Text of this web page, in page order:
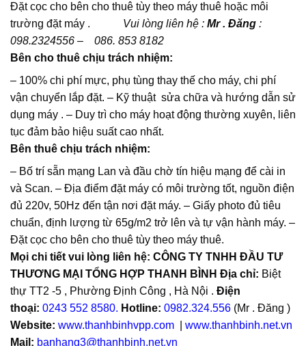
Đặt cọc cho bên cho thuê tùy theo máy thuê hoặc môi
trường đặt máy .
Vui lòng liên hệ : Mr . Đăng :
098.2324556 – 086. 853 8182
Bên cho thuê chịu trách nhiệm:
– 100% chi phí mực, phụ tùng thay thế cho máy, chi phí
vận chuyển lắp đặt. – Kỹ thuật sửa chữa và hướng dẫn sử
dụng máy . – Duy trì cho máy hoạt động thường xuyên, liên
tục đảm bảo hiệu suất cao nhất.
Bên thuê chịu trách nhiệm:
– Bố trí sẵn mạng Lan và đầu chờ tín hiệu mạng để cài in
và Scan. – Địa điểm đặt máy có môi trường tốt, nguồn điện
đủ 220v, 50Hz đến tận nơi đặt máy. – Giấy photo đủ tiêu
chuẩn, định lượng từ 65g/m2 trở lên và tự vận hành máy. –
Đặt cọc cho bên cho thuê tùy theo máy thuê.
Mọi chi tiết vui lòng liên hệ: CÔNG TY TNHH ĐẦU TƯ
THƯƠNG MẠI TỔNG HỢP THANH BÌNH Địa chỉ: Biệt
thự TT2 -5 , Phường Định Công , Hà Nội . Điện
thoại: 0243 552 8580. Hotline: 0982.324.556 (Mr . Đăng )
Website: www.thanhbinhvpp.com
www.thanhbinh.net.vn
Mail: banhang3@thanhbinh.net.vn